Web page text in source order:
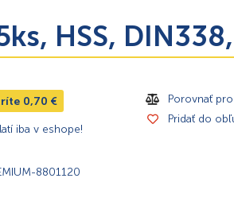
HSS,
0,70 €
iba v eshope!
8801120
Porovnať
Pridať do